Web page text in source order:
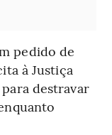
pedido de
à Justiça
destravar